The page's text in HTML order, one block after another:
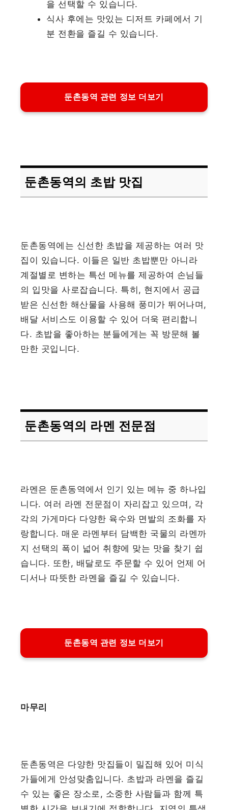
을 선택할 수 있습니다.
식사 후에는 맛있는 디저트 카페에서 기
분 전환을 즐길 수 있습니다.
둔촌동역 관련 정보 더보기
둔촌동역의 초밥 맛집
둔촌동역에는 신선한 초밥을 제공하는 여러 맛
집이 있습니다. 이들은 일반 초밥뿐만 아니라
계절별로 변하는 특선 메뉴를 제공하여 손님들
의 입맛을 사로잡습니다. 특히, 현지에서 공급
받은 신선한 해산물을 사용해 풍미가 뛰어나며,
배달 서비스도 이용할 수 있어 더욱 편리합니
다. 초밥을 좋아하는 분들에게는 꼭 방문해 볼
만한 곳입니다.
둔촌동역의 라멘 전문점
라멘은 둔촌동역에서 인기 있는 메뉴 중 하나입
니다. 여러 라멘 전문점이 자리잡고 있으며, 각
각의 가게마다 다양한 육수와 면발의 조화를 자
랑합니다. 매운 라멘부터 담백한 국물의 라멘까
지 선택의 폭이 넓어 취향에 맞는 맛을 찾기 쉽
습니다. 또한, 배달로도 주문할 수 있어 언제 어
디서나 따뜻한 라멘을 즐길 수 있습니다.
둔촌동역 관련 정보 더보기
마무리
둔촌동역은 다양한 맛집들이 밀집해 있어 미식
가들에게 안성맞춤입니다. 초밥과 라멘을 즐길
수 있는 좋은 장소로, 소중한 사람들과 함께 특